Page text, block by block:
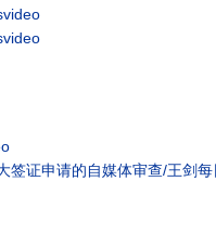
签证申请的自媒体审查/王剑